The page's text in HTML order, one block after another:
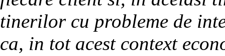
tinerilor cu probleme de
ca, in tot acest context